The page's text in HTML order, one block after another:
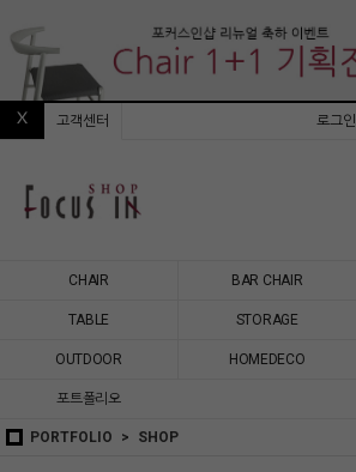
고객센터 로그인
CHAIR BAR CHAIR
TABLE STORAGE
OUTDOOR HOMEDECO
포트폴리오
PORTFOLIO SHOP